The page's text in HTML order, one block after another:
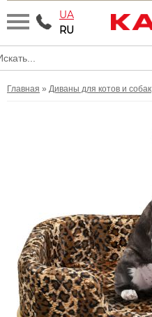
UA
RU
Главная » Диваны для котов и собак